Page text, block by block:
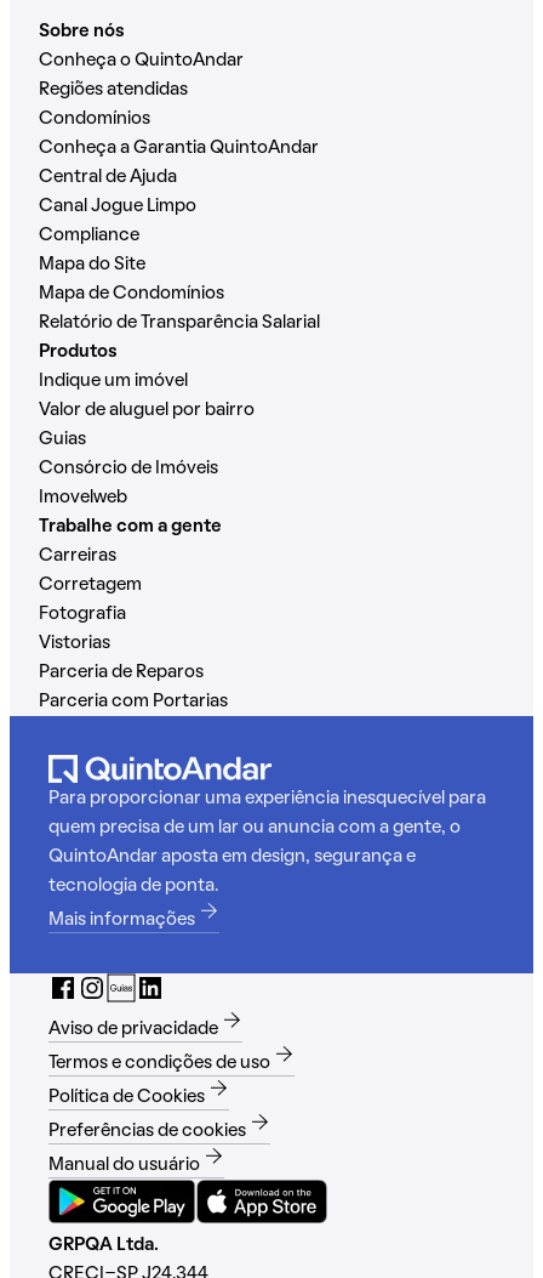
Sobre nós
Conheça o QuintoAndar
Regiões atendidas
Condomínios
Conheça a Garantia QuintoAndar
Central de Ajuda
Canal Jogue Limpo
Compliance
Mapa do Site
Mapa de Condomínios
Relatório de Transparência Salarial
Produtos
Indique um imóvel
Valor de aluguel por bairro
Guias
Consórcio de Imóveis
Imovelweb
Trabalhe com a gente
Carreiras
Corretagem
Fotografia
Vistorias
Parceria de Reparos
Parceria com Portarias
Para proporcionar uma experiência inesquecível para
quem precisa de um lar ou anuncia com a gente, o
QuintoAndar aposta em design, segurança e
tecnologia de ponta.
Mais informações
Aviso de privacidade
Termos e condições de uso
Política de Cookies
Preferências de cookies
Manual do usuário
GRPQA Ltda.